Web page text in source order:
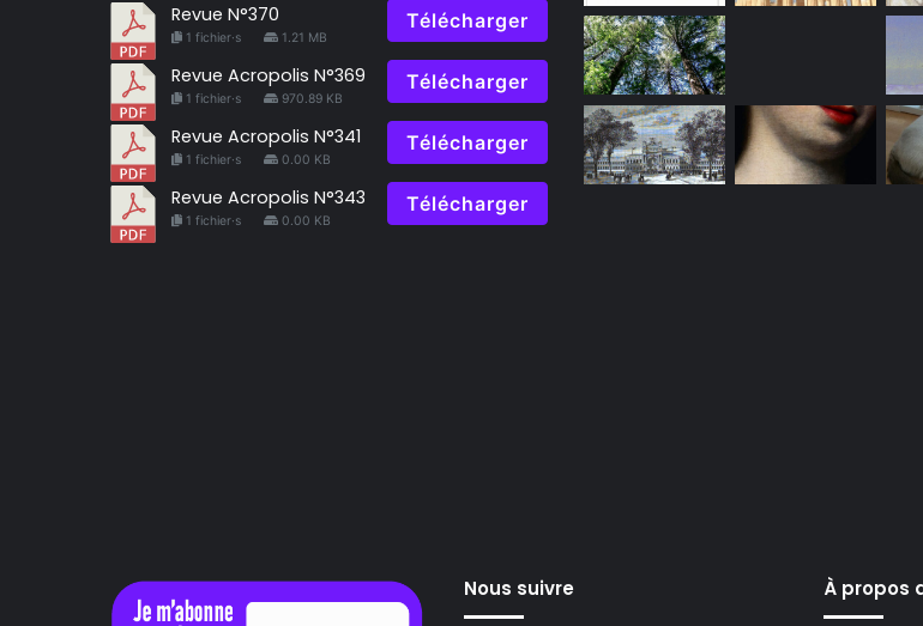
Revue N°370
1 fichier·s 1.21 MB
Télécharger
Revue Acropolis N°369
1 fichier·s 970.89 KB
Télécharger
Revue Acropolis N°341
1 fichier·s 0.00 KB
Télécharger
Revue Acropolis N°343
1 fichier·s 0.00 KB
Télécharger
Nous suivre À propos